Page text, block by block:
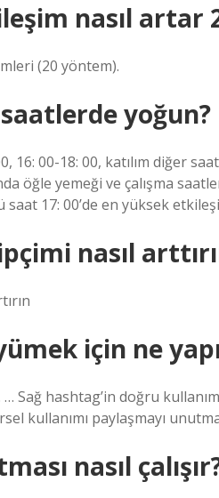
nasıl artar
(20 yöntem).
yoğun?
16: 00-18: 00, katılım diğer
öğle yemeği ve çalışma
17: 00’de en yüksek
nasıl
için ne
Sağ hashtag’in doğru
kullanımı paylaşmayı
nasıl